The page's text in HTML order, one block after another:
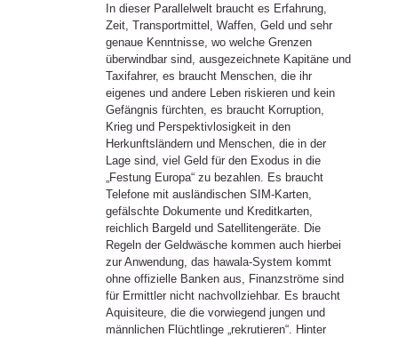
In dieser Parallelwelt braucht es Erfahrung,
Zeit, Transportmittel, Waffen, Geld und sehr
genaue Kenntnisse, wo welche Grenzen
überwindbar sind, ausgezeichnete Kapitäne und
Taxifahrer, es braucht Menschen, die ihr
eigenes und andere Leben riskieren und kein
Gefängnis fürchten, es braucht Korruption,
Krieg und Perspektivlosigkeit in den
Herkunftsländern und Menschen, die in der
Lage sind, viel Geld für den Exodus in die
„Festung Europa“ zu bezahlen. Es braucht
Telefone mit ausländischen SIM-Karten,
gefälschte Dokumente und Kreditkarten,
reichlich Bargeld und Satellitengeräte. Die
Regeln der Geldwäsche kommen auch hierbei
zur Anwendung, das hawala-System kommt
ohne offizielle Banken aus, Finanzströme sind
für Ermittler nicht nachvollziehbar. Es braucht
Aquisiteure, die die vorwiegend jungen und
männlichen Flüchtlinge „rekrutieren“. Hinter